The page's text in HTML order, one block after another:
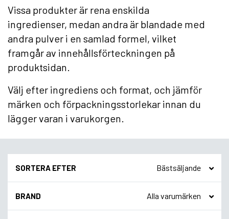
Vissa produkter är rena enskilda
ingredienser, medan andra är blandade med
andra pulver i en samlad formel, vilket
framgår av innehållsförteckningen på
produktsidan.
Välj efter ingrediens och format, och jämför
märken och förpackningsstorlekar innan du
lägger varan i varukorgen.
SORTERA EFTER
BRAND